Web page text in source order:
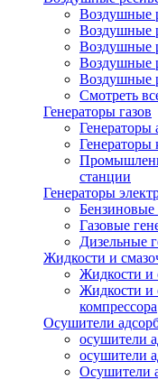
Воздушные
Воздушные
Воздушные
Воздушные
Воздушные
Смотреть
Генераторы газов
Генераторы
Генераторы
станции
Генераторы
Бензиновые
Газовые
Дизельные
Жидкости и
Жидкости и
Жидкости и
компрессора
Осушители
осушители
осушители
Осушители